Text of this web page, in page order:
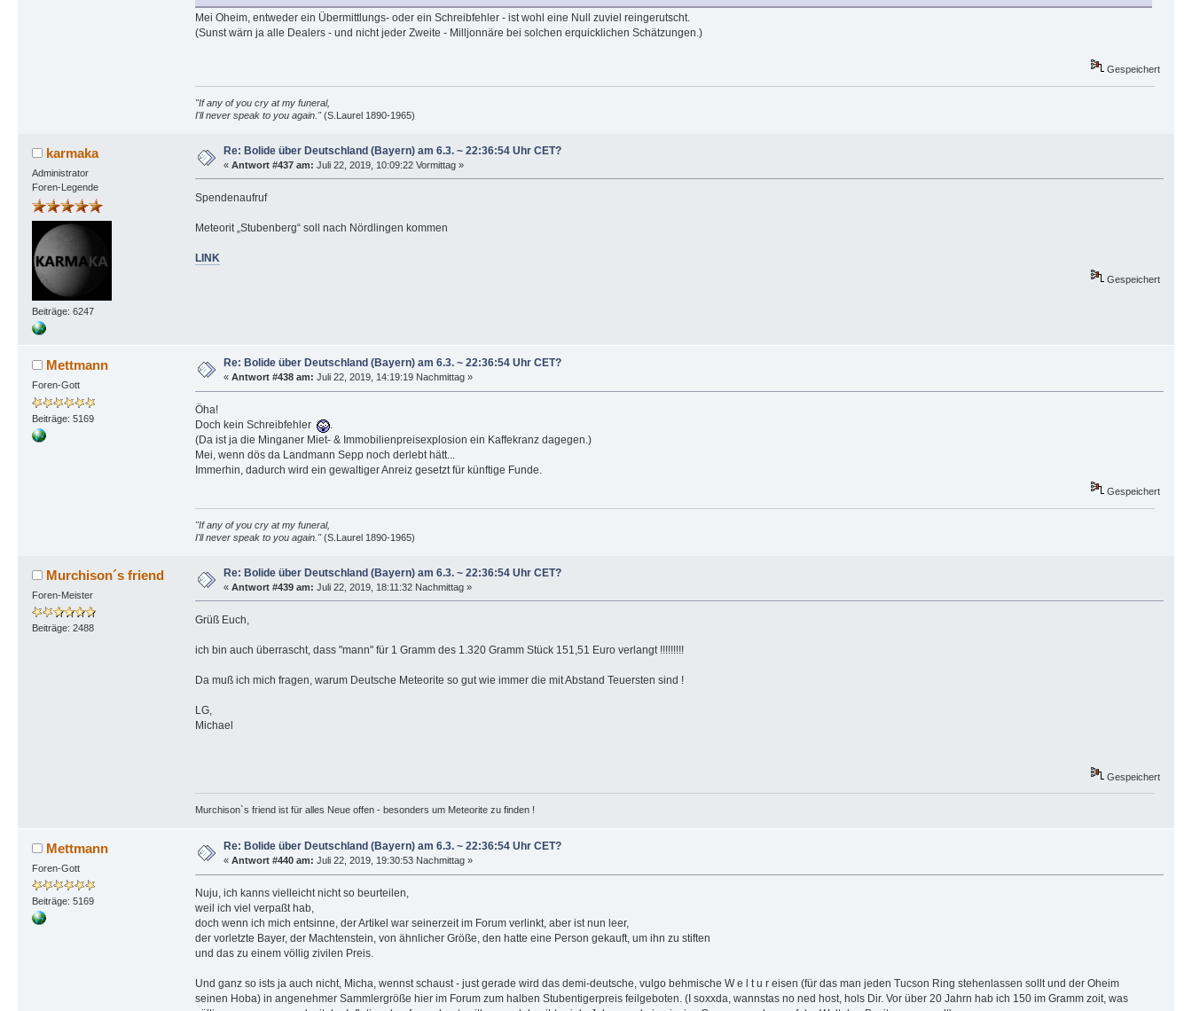
Mei Oheim, entweder ein Übermittlungs- oder ein Schreibfehler - ist wohl eine Null zuviel reingerutscht.
(Sunst wärn ja alle Dealers - und nicht jeder Zweite - Milljonnäre bei solchen erquicklichen Schätzungen.)
Gespeichert
"If any of you cry at my funeral,
I'll never speak to you again."(S.Laurel 1890-1965)
karmaka
Administrator
Foren-Legende
Beiträge: 6247
Re: Bolide über Deutschland (Bayern) am 6.3. ~ 22:36:54 Uhr CET?
« Antwort #437 am: Juli 22, 2019, 10:09:22 Vormittag »
Spendenaufruf
Meteorit „Stubenberg“ soll nach Nördlingen kommen
LINK
Gespeichert
Mettmann
Foren-Gott
Beiträge: 5169
Re: Bolide über Deutschland (Bayern) am 6.3. ~ 22:36:54 Uhr CET?
« Antwort #438 am: Juli 22, 2019, 14:19:19 Nachmittag »
Öha!
Doch kein Schreibfehler
.
(Da ist ja die Minganer Miet- & Immobilienpreisexplosion ein Kaffekranz dagegen.)
Mei, wenn dös da Landmann Sepp noch derlebt hätt...
Immerhin, dadurch wird ein gewaltiger Anreiz gesetzt für künftige Funde.
Gespeichert
"If any of you cry at my funeral,
I'll never speak to you again."(S.Laurel 1890-1965)
Murchison´s friend
Foren-Meister
Beiträge: 2488
Re: Bolide über Deutschland (Bayern) am 6.3. ~ 22:36:54 Uhr CET?
« Antwort #439 am: Juli 22, 2019, 18:11:32 Nachmittag »
Grüß Euch,
ich bin auch überrascht, dass "mann" für 1 Gramm des 1.320 Gramm Stück 151,51 Euro verlangt !!!!!!!!!
Da muß ich mich fragen, warum Deutsche Meteorite so gut wie immer die mit Abstand Teuersten sind !
LG,
Michael
Gespeichert
Murchison`s friend ist für alles Neue offen - besonders um Meteorite zu finden !
Mettmann
Foren-Gott
Beiträge: 5169
Re: Bolide über Deutschland (Bayern) am 6.3. ~ 22:36:54 Uhr CET?
« Antwort #440 am: Juli 22, 2019, 19:30:53 Nachmittag »
Nuju, ich kanns vielleicht nicht so beurteilen,
weil ich viel verpaßt hab,
doch wenn ich mich entsinne, der Artikel war seinerzeit im Forum verlinkt, aber ist nun leer,
der vorletzte Bayer, der Machtenstein, von ähnlicher Größe, den hatte eine Person gekauft, um ihn zu stiften
und das zu einem völlig zivilen Preis.
Und ganz so ists ja auch nicht, Micha, wennst schaust - just gerade wird das demi-deutsche, vulgo behmische W e l t u r eisen (für das man jeden Tucson Ring stehenlassen sollt und der Oheim
seinen Hoba) in angenehmer Sammlergröße hier im Forum zum halben Stubentigerpreis feilgeboten. (I soxxda, wannstas no ned host, hols Dir. Vor über 20 Jahrn hab ich 150 im Gramm zoit, was